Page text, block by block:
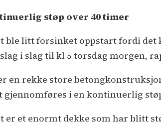
støp over 40 timer
ble litt forsinket oppstart fordi det
i slag til kl 5 torsdag morgen,
en rekke store
gjennomføres i en kontinuerlig
er et enormt dekke som har blitt